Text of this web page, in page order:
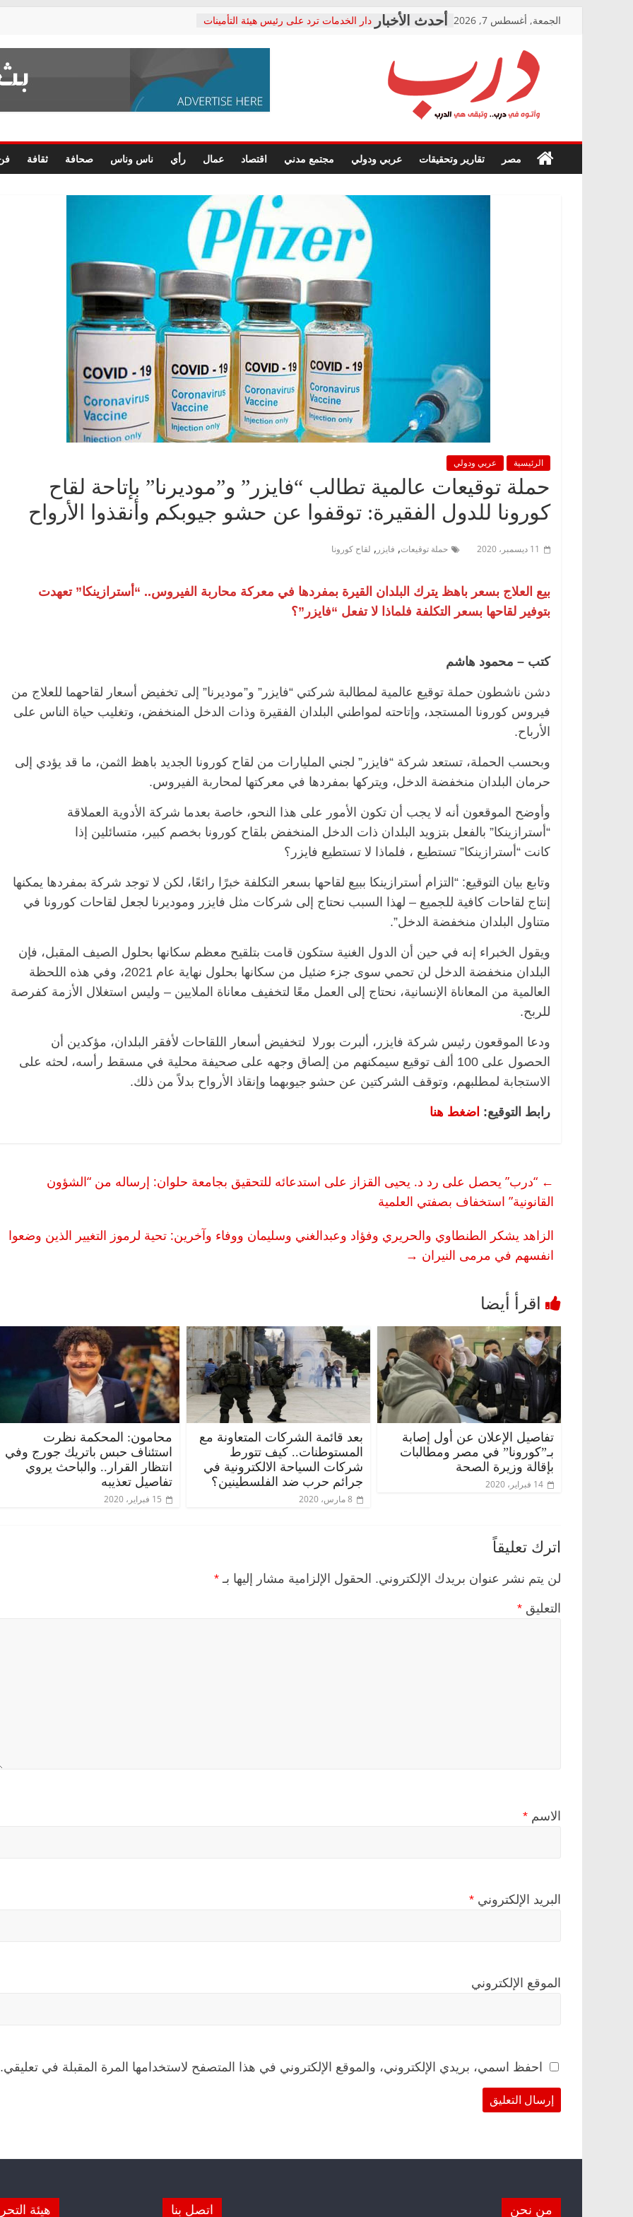
الجمعة, أغسطس 7, 2026
دار الخدمات ترد على رئيس هيئة التأمينات
معاناة أصحاب المعاشات.. ونطالب بكشف
فرحات سليمان يكتب: القطاع الصحي إلى
حزب التحالف الشعبي يطلق لجنة “الحق
صور .. اعتماد الرسومات النهائية للقرار
الوزاري لمدينة الصحفيين.. وانتهاء أعمال
إنشاء المبنى الإداري
متابعة قضية الدكتور محمد زهران.. ويؤكد:
قرينة البراءة وضمانات المحاكمة العادلة
حق أصيل
درب
في
درب..
مصر تقارير وتحقيقات عربي ودولي مجتمع مدني اقتصاد عمال رأي ناس وناس صحافة ثقافة
الرئيسية عربي ودولي
حملة توقيعات عالمية تطالب “فايزر” و”موديرنا” بإتاحة لقاح
كورونا للدول الفقيرة: توقفوا عن حشو جيوبكم وأنقذوا الأرواح
11 ديسمبر، 2020 حملة توقيعات, فايزر , لقاح كورونا
بيع العلاج بسعر باهظ يترك البلدان القيرة بمفردها في معركة محاربة الفيروس.. “أسترازينكا” تعهدت
بتوفير لقاحها بسعر التكلفة فلماذا لا تفعل “فايزر”؟
كتب – محمود هاشم
دشن ناشطون حملة توقيع عالمية لمطالبة شركتي “فايزر” و”موديرنا” إلى تخفيض أسعار لقاحهما للعلاج من
فيروس كورونا المستجد، وإتاحته لمواطني البلدان الفقيرة وذات الدخل المنخفض، وتغليب حياة الناس على
الأرباح.
وبحسب الحملة، تستعد شركة “فايزر” لجني المليارات من لقاح كورونا الجديد باهظ الثمن، ما قد يؤدي إلى
حرمان البلدان منخفضة الدخل، ويتركها بمفردها في معركتها لمحاربة الفيروس.
وأوضح الموقعون أنه لا يجب أن تكون الأمور على هذا النحو، خاصة بعدما شركة الأدوية العملاقة
“أسترازينكا” بالفعل بتزويد البلدان ذات الدخل المنخفض بلقاح كورونا بخصم كبير، متسائلين إذا
كانت “أسترازينكا” تستطيع ، فلماذا لا تستطيع فايزر؟
وتابع بيان التوقيع: “التزام أسترازينكا ببيع لقاحها بسعر التكلفة خبرًا رائعًا، لكن لا توجد شركة بمفردها يمكنها
إنتاج لقاحات كافية للجميع – لهذا السبب نحتاج إلى شركات مثل فايزر وموديرنا لجعل لقاحات كورونا في
متناول البلدان منخفضة الدخل”.
ويقول الخبراء إنه في حين أن الدول الغنية ستكون قامت بتلقيح معظم سكانها بحلول الصيف المقبل، فإن
البلدان منخفضة الدخل لن تحمي سوى جزء ضئيل من سكانها بحلول نهاية عام 2021، وفي هذه اللحظة
العالمية من المعاناة الإنسانية، نحتاج إلى العمل معًا لتخفيف معاناة الملايين – وليس استغلال الأزمة كفرصة
للربح.
ودعا الموقعون رئيس شركة فايزر، ألبرت بورلا لتخفيض أسعار اللقاحات لأفقر البلدان، مؤكدين أن
الحصول على 100 ألف توقيع سيمكنهم من إلصاق وجهه على صحيفة محلية في مسقط رأسه، لحثه على
الاستجابة لمطلبهم، وتوقف الشركتين عن حشو جيوبهما وإنقاذ الأرواح بدلاً من ذلك.
رابط التوقيع: اضغط هنا
← “درب” يحصل على رد د. يحيى القزاز على استدعائه للتحقيق بجامعة حلوان: إرساله من “الشؤون
القانونية” استخفاف بصفتي العلمية
الزاهد يشكر الطنطاوي والحريري وفؤاد وعبدالغني وسليمان ووفاء وآخرين: تحية لرموز التغيير الذين وضعوا
انفسهم في مرمى النيران →
تفاصيل الإعلان عن أول إصابة
بـ”كورونا” في مصر ومطالبات
بإقالة وزيرة الصحة
14 فبراير، 2020
بعد قائمة الشركات المتعاونة مع
المستوطنات.. كيف تتورط
شركات السياحة الالكترونية في
جرائم حرب ضد الفلسطينين؟
8 مارس، 2020
محامون: المحكمة نظرت
استئناف حبس باتريك جورج وفي
انتظار القرار.. والباحث يروي
تفاصيل تعذيبه
15 فبراير، 2020
اترك تعليقاً
لن يتم نشر عنوان بريدك الإلكتروني. الحقول الإلزامية مشار إليها بـ *
التعليق *
الاسم *
البريد الإلكتروني *
الموقع الإلكتروني
احفظ اسمي، بريدي الإلكتروني، والموقع الإلكتروني في هذا المتصفح لاستخدامها المرة المقبلة في تعليقي.
الخصخصة الذي دافع عن المال العام
(بروفايل)
قانوني دافع عن قضايا الوطن وانحاز
للحرية (بروفايل)
26 يناير، 2026
ميلاده وحيداً على أبواب
من نحن اتصل بنا هيئة